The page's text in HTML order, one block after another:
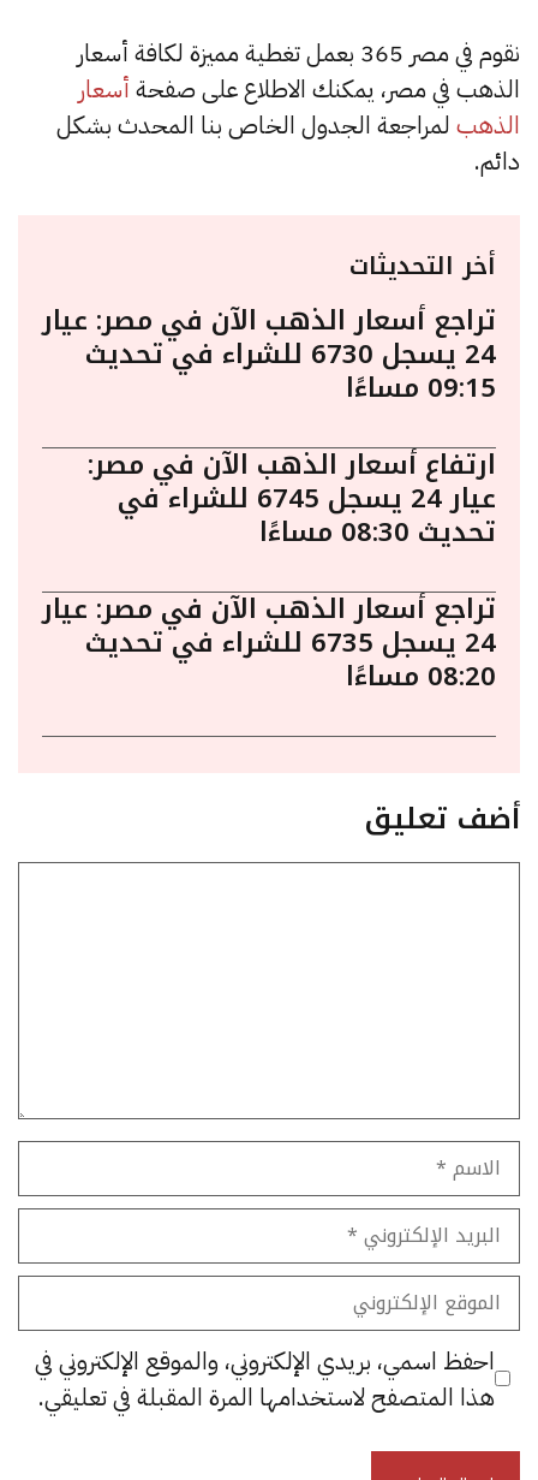
نقوم في مصر 365 بعمل تغطية مميزة لكافة أسعار
الذهب في مصر، يمكنك الاطلاع على صفحة أسعار
الذهب لمراجعة الجدول الخاص بنا المحدث بشكل
دائم.
أخر التحديثات
تراجع أسعار الذهب الآن في مصر: عيار
24 يسجل 6730 للشراء في تحديث
09:15 مساءًا
ارتفاع أسعار الذهب الآن في مصر:
عيار 24 يسجل 6745 للشراء في
تحديث 08:30 مساءًا
تراجع أسعار الذهب الآن في مصر: عيار
24 يسجل 6735 للشراء في تحديث
08:20 مساءًا
أضف تعليق
الاسم
البريد
الإلكتروني
الموقع
الإلكتروني
احفظ اسمي، بريدي الإلكتروني، والموقع الإلكتروني في
هذا المتصفح لاستخدامها المرة المقبلة في تعليقي.